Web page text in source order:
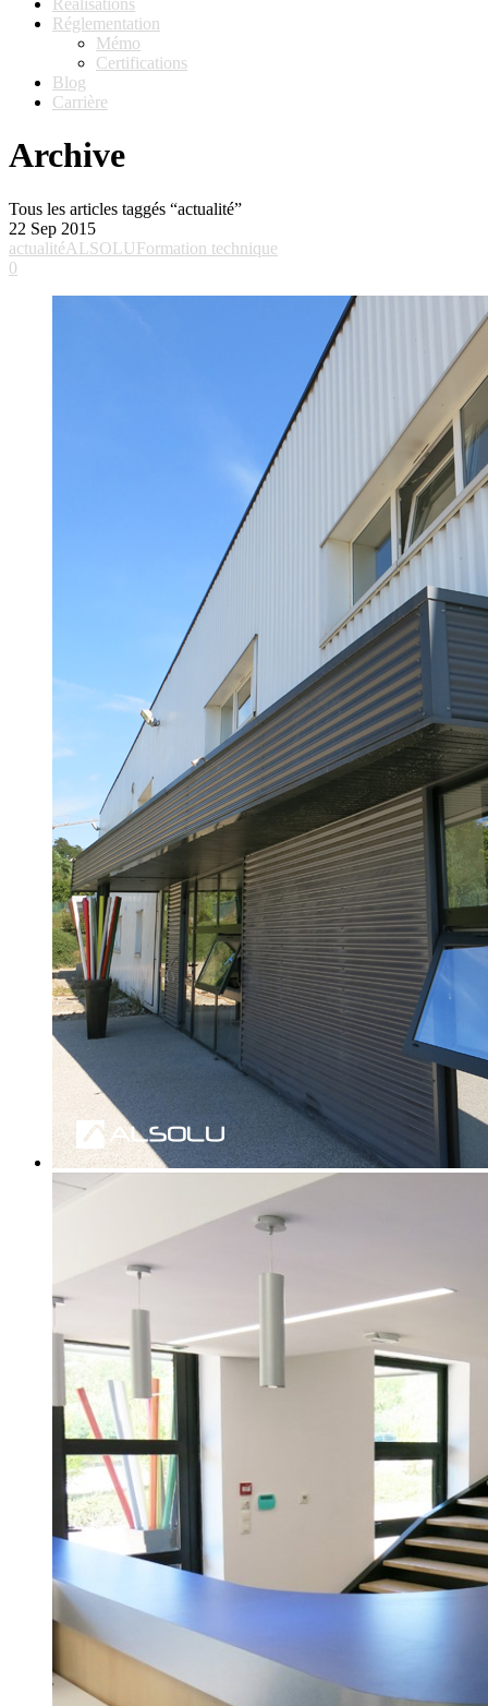
Réglementation
Mémo
Certifications
Blog
Carrière
Archive
Tous les articles taggés “actualité”
22 Sep 2015
actualitéALSOLUFormation technique
0